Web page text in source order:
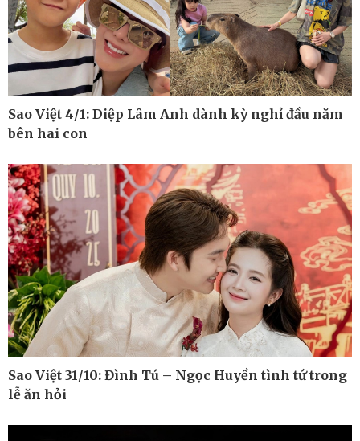
Kinh tế
Bất động sản
Khởi nghiệp
Thị trường
Giá vàng
Tiêu dùng
Tỷ giá
Chứng khoán
Giá cà phê
Sao Việt 4/1: Diệp Lâm Anh dành kỳ nghỉ đầu năm
bên hai con
Sao Việt 31/10: Đình Tú – Ngọc Huyền tình tứ trong
lễ ăn hỏi